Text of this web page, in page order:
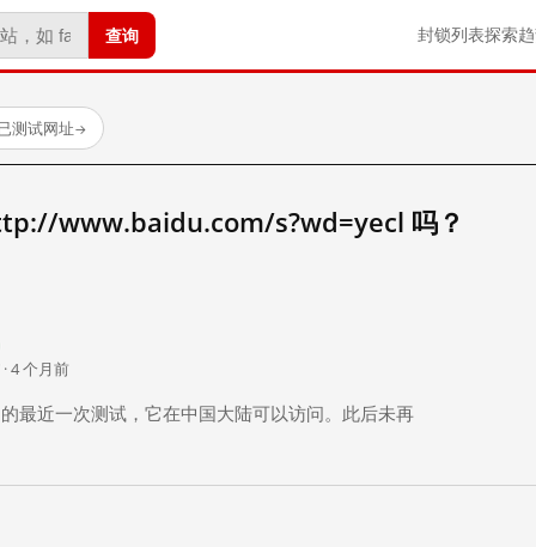
查询 封锁列表探索
测试网址→
www.baidu.com/s?wd=yecl 吗？
4 个月前
最近一次测试，它在中国大陆可以访问。此后未再